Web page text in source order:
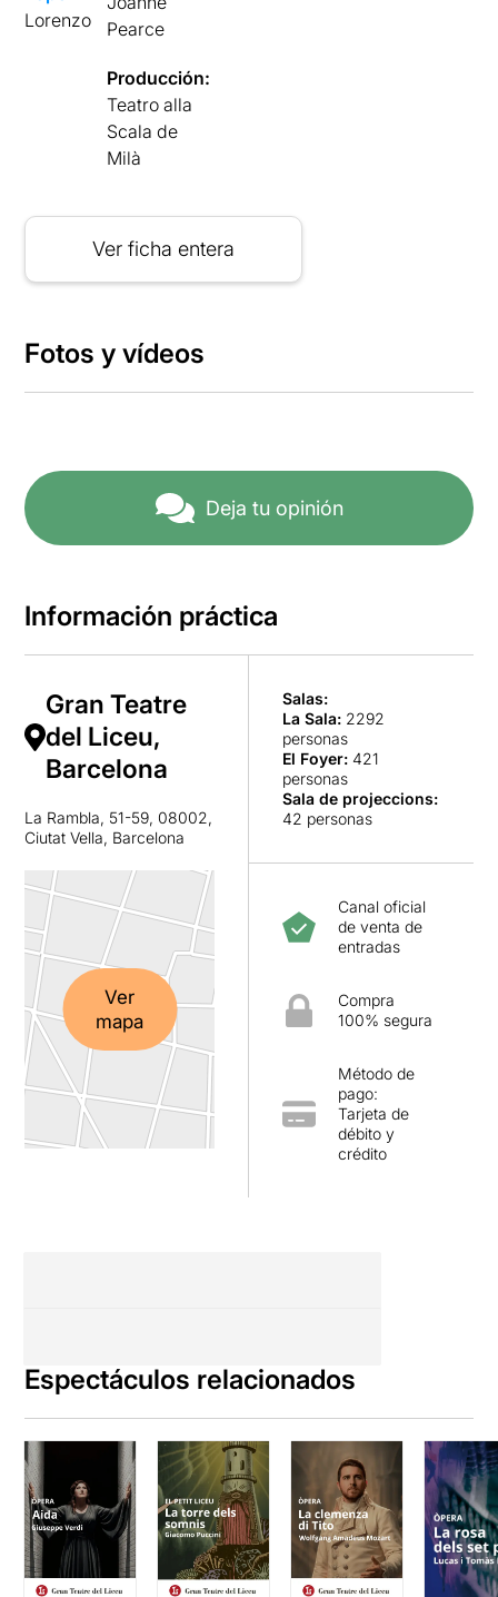
Lorenzo
Pearce
Producción:
Teatro alla
Scala de
Milà
Ver ficha entera
Fotos y vídeos
Deja tu opinión
Información práctica
Gran Teatre
del Liceu,
Barcelona
La Rambla, 51-59, 08002,
Ciutat Vella, Barcelona
Ver
mapa
Salas:
La Sala: 2292
personas
El Foyer: 421
personas
Sala de projeccions:
42 personas
Canal oficial
de venta de
entradas
Compra
100% segura
Método de
pago:
Tarjeta de
débito y
crédito
Espectáculos relacionados